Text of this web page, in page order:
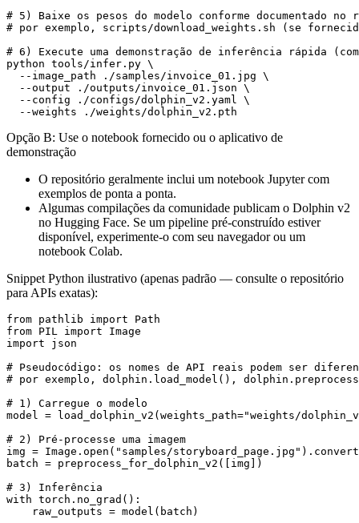
# 5) Baixe os pesos do modelo conforme documentado
# por exemplo, scripts/download_weights.sh (se
# 6) Execute uma demonstração de inferência rápida
python tools/infer.py \
  --image_path ./samples/invoice_01.jpg \
  --output ./outputs/invoice_01.json \
  --config ./configs/dolphin_v2.yaml \
Opção B: Use o notebook fornecido ou o aplicativo de
demonstração
O repositório geralmente inclui um notebook Jupyter com
exemplos de ponta a ponta.
Algumas compilações da comunidade publicam o Dolphin v2
no Hugging Face. Se um pipeline pré-construído estiver
disponível, experimente-o com seu navegador ou um
notebook Colab.
Snippet Python ilustrativo (apenas padrão — consulte o repositório
para APIs exatas):
from pathlib import Path
from PIL import Image
import json
# Pseudocódigo: os nomes de API reais podem ser
# por exemplo, dolphin.load_model(),
# 1) Carregue o modelo
model = load_dolphin_v2(weights_path="weights/
# 2) Pré-processe uma imagem
img = Image.open("samples/
batch = preprocess_for_dolphin_v2([img])
# 3) Inferência
with torch.no_grad():
    raw_outputs = model(batch)